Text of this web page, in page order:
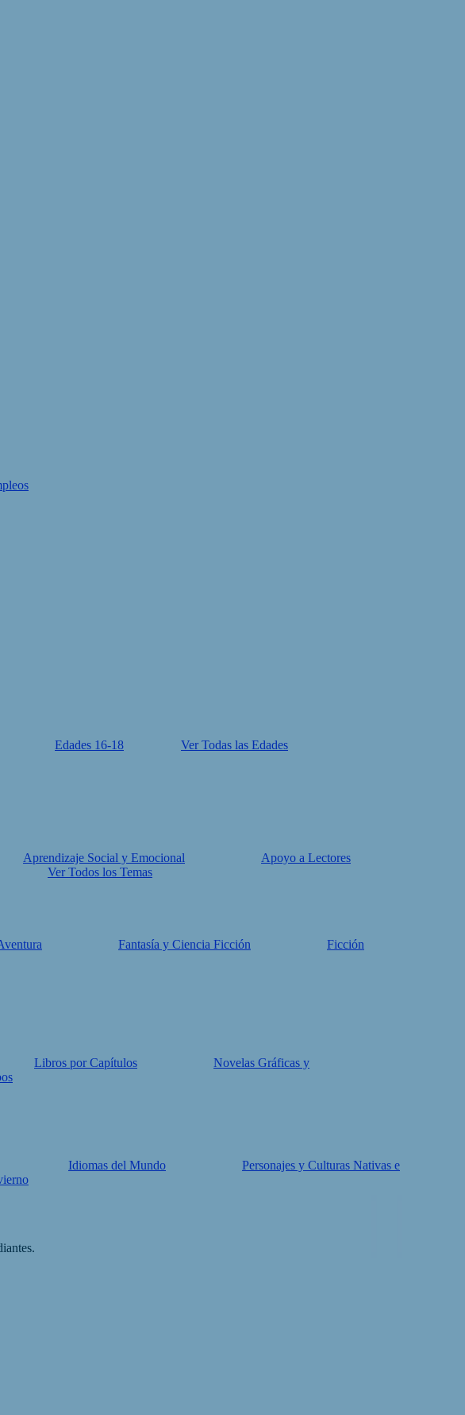
Edades 16-18 Ver Todas las Edades
Aprendizaje Social y Emocional
Apoyo a Lectores
Ver Todos los Temas
Fantasía y Ciencia Ficción
Ficción
Libros por Capítulos
Novelas Gráficas y
Idiomas del Mundo
Personajes y Culturas Nativas e